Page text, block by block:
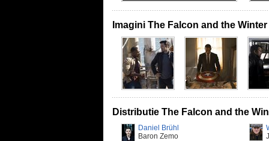
Imagini The Falcon and the
Distributie The Falcon and the
Daniel Brühl
Baron Zemo